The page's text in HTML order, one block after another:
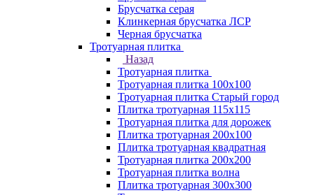
Брусчатка серая
Клинкерная брусчатка ЛСР
Черная брусчатка
Тротуарная плитка
Назад
Тротуарная плитка
Тротуарная плитка 100x100
Тротуарная плитка Старый город
Плитка тротуарная 115x115
Тротуарная плитка для дорожек
Плитка тротуарная 200х100
Плитка тротуарная квадратная
Тротуарная плитка 200х200
Тротуарная плитка волна
Плитка тротуарная 300х300